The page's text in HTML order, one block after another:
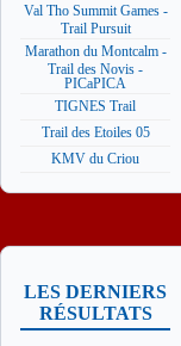
Val Tho Summit Games -
Trail Pursuit
Marathon du Montcalm -
Trail des Novis -
PICaPICA
TIGNES Trail
Trail des Etoiles 05
KMV du Criou
LES DERNIERS
RÉSULTATS